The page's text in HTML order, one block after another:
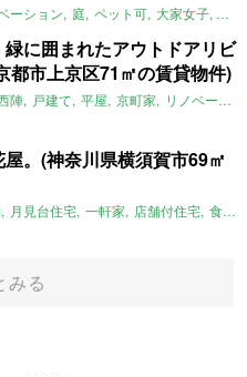
ーション 庭 ペット可 大家女子 団
に囲まれたアウトドアリビ
都市上京区71㎡の賃貸物件)
陣 戸建て 平屋 京町家 リノベーション
。(神奈川県横須賀市69㎡
月見台住宅 一軒家 店舗付住宅 食住近接
みる